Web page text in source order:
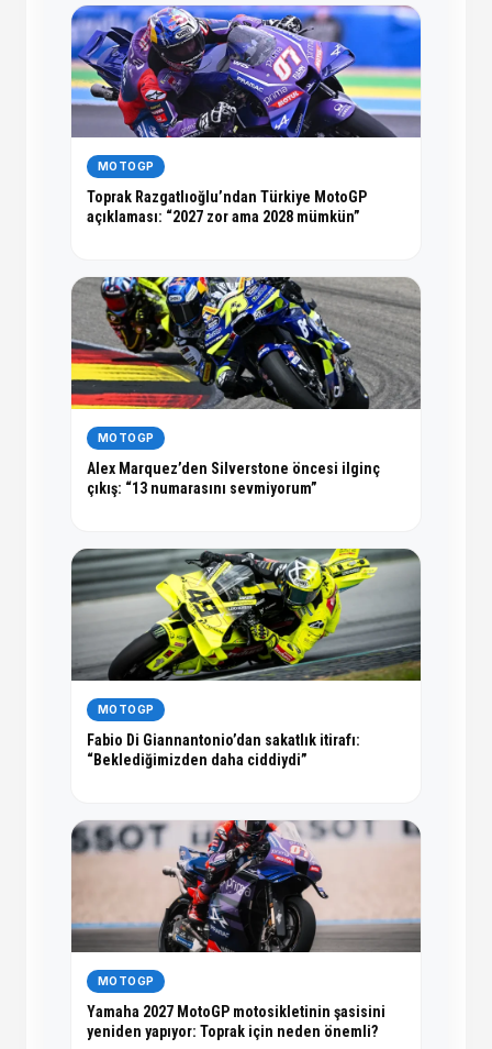
MOTOGP
Toprak Razgatlıoğlu’ndan Türkiye MotoGP
açıklaması: “2027 zor ama 2028 mümkün”
MOTOGP
Alex Marquez’den Silverstone öncesi ilginç
çıkış: “13 numarasını sevmiyorum”
MOTOGP
Fabio Di Giannantonio’dan sakatlık itirafı:
“Beklediğimizden daha ciddiydi”
MOTOGP
Yamaha 2027 MotoGP motosikletinin şasisini
yeniden yapıyor: Toprak için neden önemli?